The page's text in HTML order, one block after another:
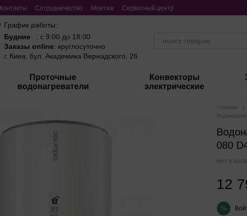
Контакты Сотрудничество Монтаж Сервисный центр
График работы:
Будние
: с 9:00 до 18:00
Заказы online: круглосуточно
г. Киев, бул. Академика Вернадского, 26
Проточные
водонагреватели
Конвекторы
электрические
Главная
080
Нет в
12
%